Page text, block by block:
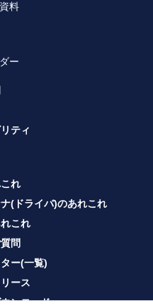
料
ー
ティ
れ
(ドライバ)のあれこれ
これ
問
ー(一覧)
ース
ンロード